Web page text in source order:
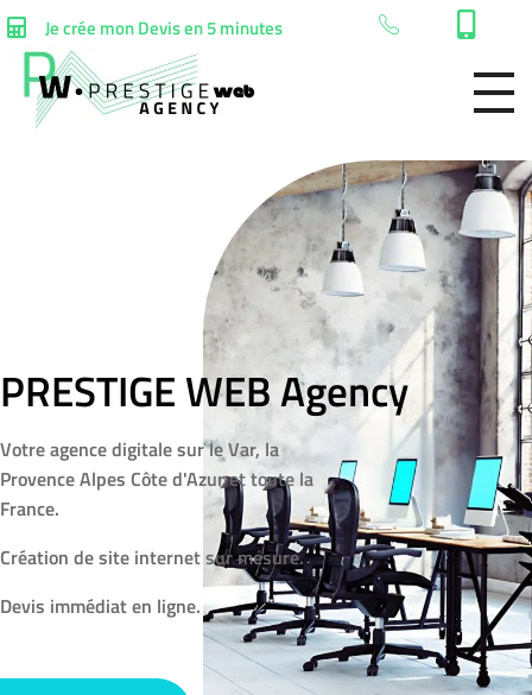
Je crée mon Devis en 5 minutes
PRESTIGE WEB Agency
Votre agence digitale sur le Var, la
Provence Alpes Côte d'Azur et toute la
France.
Création de site internet sur mesure.
Devis immédiat en ligne.